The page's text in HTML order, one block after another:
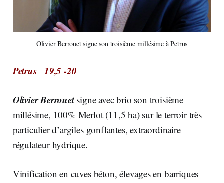
Olivier Berrouet signe son troisième millésime à Petrus
Petrus 19,5 -20
Olivier Berrouetsigne avec brio son troisième
millésime, 100% Merlot (11,5 ha) sur le terroir très
particulier d’argiles gonflantes, extraordinaire
régulateur hydrique.
Vinification en cuves béton, élevages en barriques